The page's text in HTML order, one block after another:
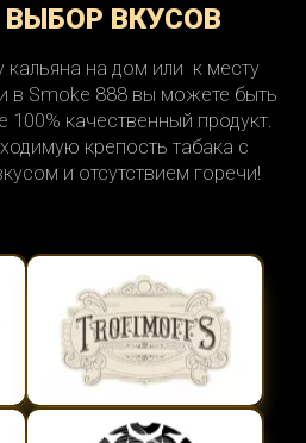
ВКУСОВ
кальяна на дом или к месту
в Smoke 888 вы можете быть
100% качественный продукт.
крепость табака с
и отсутствием горечи!